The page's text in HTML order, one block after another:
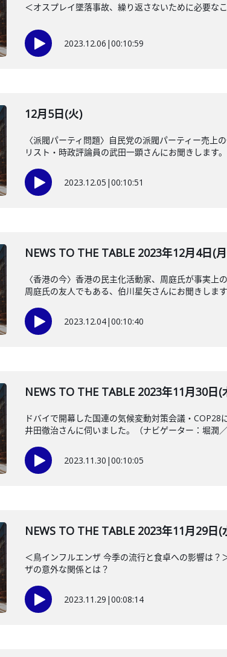
＜オスプレイ墜落事故、繰り返さないために必要な
2023.12.06 |00:10:59
12月5日(火)
〈派閥パーティ問題〉自民党の派閥パーティー売
リスト・時政評論員の武田一顕さんにお聞きします。
2023.12.05 |00:10:51
NEWS TO THE TABLE 2023年12月4日(
〈香港の今〉香港の民主化活動家、周庭氏が事実
周庭氏の友人でもある、伯川星矢さんにお聞きします
2023.12.04|00:10:40
NEWS TO THE TABLE 2023年11月30日
ドバイで開幕した国連の気候変動対策会議・
井田徹治さんに伺いました。（ナビゲーター：堀潤
2023.11.30 |00:10:05
NEWS TO THE TABLE 2023年11月29
＜鳥インフルエンザ 今季の流行と食卓への影響は
ザの意外な関係とは？
2023.11.29 |00:08:14